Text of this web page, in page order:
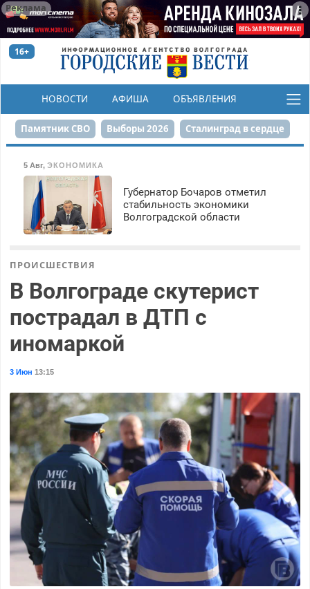
Реклама
16+
НОВОСТИ АФИША ОБЪЯВЛЕНИЯ
КОНКУРСЫ
Памятник СВО Выборы 2026 Сталинград в сердце
Реконструкция ЦПКиО На службе городу
80-летие Победы Парк Героев-летчиков
5 Авг, ЭКОНОМИКА
Губернатор Бочаров отметил
стабильность экономики
Волгоградской области
ПРОИСШЕСТВИЯ
В Волгограде скутерист
пострадал в ДТП с
иномаркой
3 Июн 13:15